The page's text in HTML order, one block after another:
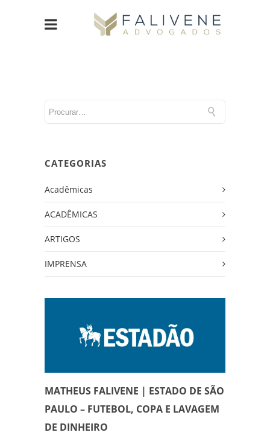
CATEGORIAS
Acadêmicas
ACADÊMICAS
ARTIGOS
IMPRENSA
MATHEUS FALIVENE | ESTADO DE SÃO
PAULO – FUTEBOL, COPA E LAVAGEM
DE DINHEIRO